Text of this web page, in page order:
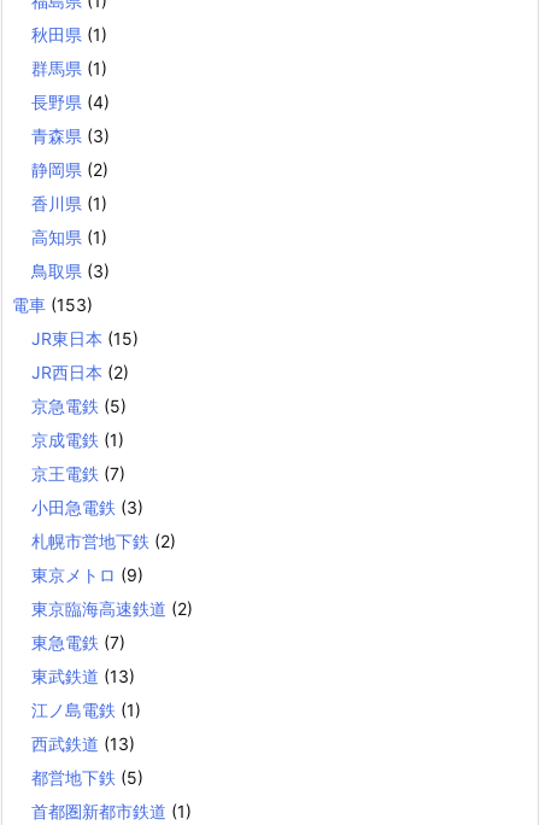
秋田県 (1)
群馬県 (1)
長野県 (4)
青森県 (3)
静岡県 (2)
香川県 (1)
高知県 (1)
鳥取県 (3)
電車 (153)
JR東日本 (15)
JR西日本 (2)
京急電鉄 (5)
京成電鉄 (1)
京王電鉄 (7)
小田急電鉄 (3)
札幌市営地下鉄 (2)
東京メトロ (9)
東京臨海高速鉄道 (2)
東急電鉄 (7)
東武鉄道 (13)
江ノ島電鉄 (1)
西武鉄道 (13)
都営地下鉄 (5)
首都圏新都市鉄道 (1)